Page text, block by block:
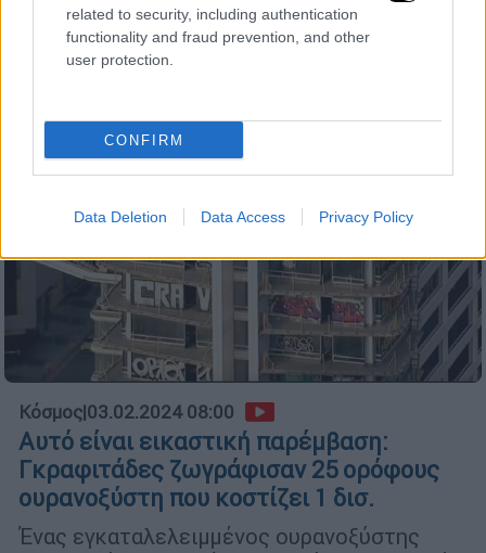
related to security, including authentication
functionality and fraud prevention, and other
user protection.
CONFIRM
Data Deletion Data Access Privacy Policy
του είναι «φόρος τιμής» στον κιθαρίστα
Κόσμος|03.02.2024 08:00
Αυτό είναι εικαστική παρέμβαση:
Γκραφιτάδες ζωγράφισαν 25 ορόφους
ουρανοξύστη που κοστίζει 1 δισ.
Ένας εγκαταλελειμμένος ουρανοξύστης